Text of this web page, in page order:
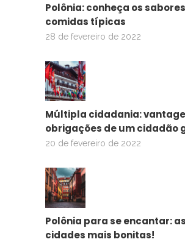
Polônia: conheça os
comidas típicas
28 de fevereiro de 2022
Múltipla cidadania:
obrigações de um cidadão
20 de fevereiro de 2022
Polônia para se encantar:
cidades mais bonitas!